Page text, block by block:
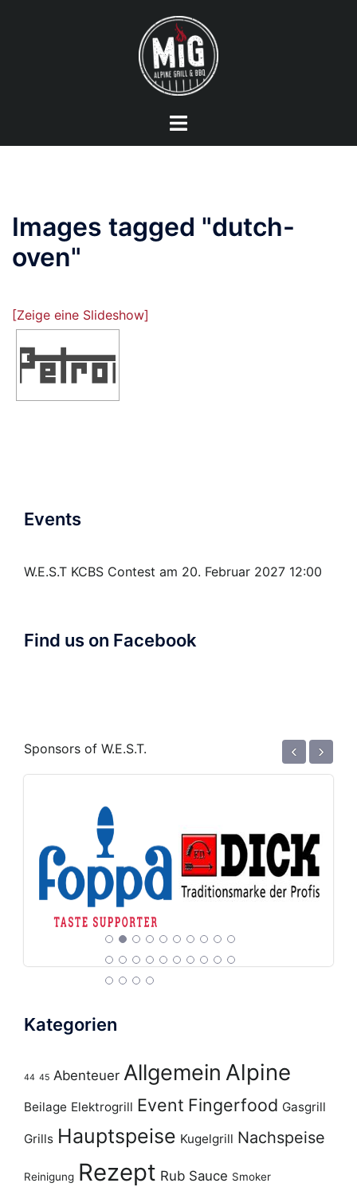
Menü
Images tagged "dutch-
oven"
[Zeige eine Slideshow]
Events
W.E.S.T KCBS Contest am 20. Februar 2027 12:00
Find us on Facebook
Sponsors of W.E.S.T. ‹ ›
Kategorien
44 45 Abenteuer Allgemein Alpine
Beilage Elektrogrill Event Fingerfood Gasgrill
Grills Hauptspeise Kugelgrill Nachspeise
Reinigung Rezept Rub Sauce Smoker